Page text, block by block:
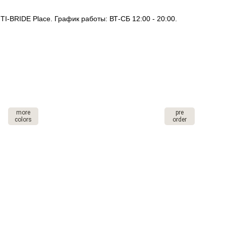
BRIDE Place. График работы: ВТ-СБ 12:00 - 20:00.
more
colors
pre
order